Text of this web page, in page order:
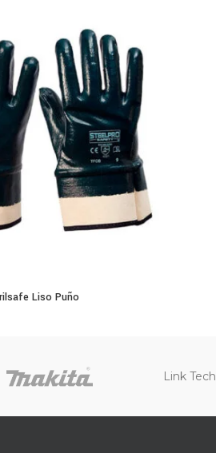
Liso Puño
Link Tech